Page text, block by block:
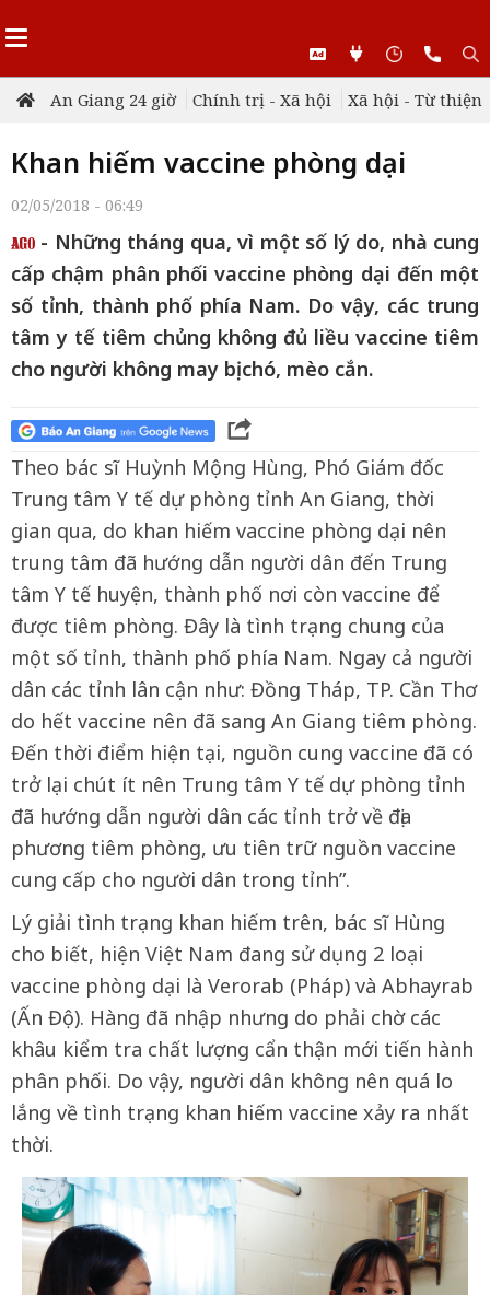
An Giang 24 giờ Chính trị - Xã hội Xã hội - Từ thiện
Khan hiếm vaccine phòng dại
02/05/2018 - 06:49
- Những tháng qua, vì một số lý do, nhà cung
cấp chậm phân phối vaccine phòng dại đến một
số tỉnh, thành phố phía Nam. Do vậy, các trung
tâm y tế tiêm chủng không đủ liều vaccine tiêm
cho người không may bị chó, mèo cắn.
Theo bác sĩ Huỳnh Mộng Hùng, Phó Giám đốc
Trung tâm Y tế dự phòng tỉnh An Giang, thời
gian qua, do khan hiếm vaccine phòng dại nên
trung tâm đã hướng dẫn người dân đến Trung
tâm Y tế huyện, thành phố nơi còn vaccine để
được tiêm phòng. Đây là tình trạng chung của
một số tỉnh, thành phố phía Nam. Ngay cả người
dân các tỉnh lân cận như: Đồng Tháp, TP. Cần Thơ
do hết vaccine nên đã sang An Giang tiêm phòng.
Đến thời điểm hiện tại, nguồn cung vaccine đã có
trở lại chút ít nên Trung tâm Y tế dự phòng tỉnh
đã hướng dẫn người dân các tỉnh trở về địa
phương tiêm phòng, ưu tiên trữ nguồn vaccine
cung cấp cho người dân trong tỉnh”.
Lý giải tình trạng khan hiếm trên, bác sĩ Hùng
cho biết, hiện Việt Nam đang sử dụng 2 loại
vaccine phòng dại là Verorab (Pháp) và Abhayrab
(Ấn Độ). Hàng đã nhập nhưng do phải chờ các
khâu kiểm tra chất lượng cẩn thận mới tiến hành
phân phối. Do vậy, người dân không nên quá lo
lắng về tình trạng khan hiếm vaccine xảy ra nhất
thời.